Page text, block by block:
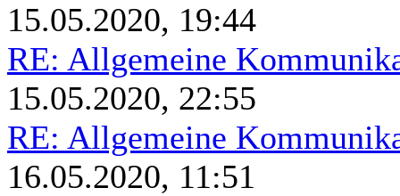
15.05.2020, 19:44
RE: Allgemeine
15.05.2020, 22:55
RE: Allgemeine
16.05.2020, 11:51